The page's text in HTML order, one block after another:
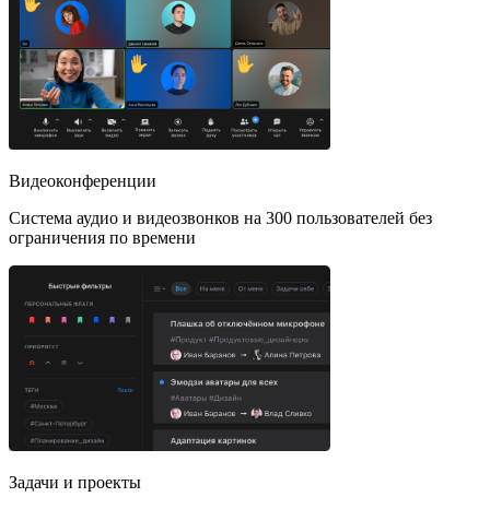
Видеоконференции
Система аудио и видеозвонков на 300 пользователей без
ограничения по времени
Задачи и проекты